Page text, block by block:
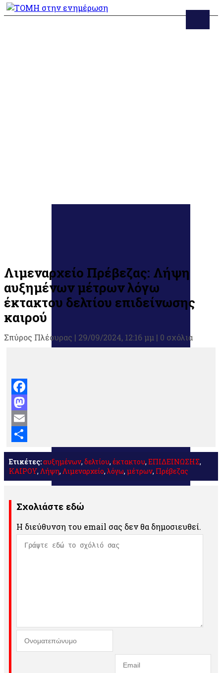
Λιμεναρχείο Πρέβεζας: Λήψη
αυξημένων μέτρων λόγω
έκτακτου δελτίου επιδείνωσης
καιρού
Σπύρος Πλέουρας | 29/09/2024, 12:16 μμ | 0 σχόλια
Facebook
Mastodon
Email
Μοιραστείτε
Ετικέτες:αυξημένων, δελτίου, έκτακτου, ΕΠΙΔΕΙΝΩΣΗΣ,
ΚΑΙΡΟΥ, Λήψη, Λιμεναρχείο, λόγω, μέτρων, Πρέβεζας
Σχολιάστε εδώ
Η διεύθυνση του email σας δεν θα δημοσιευθεί.